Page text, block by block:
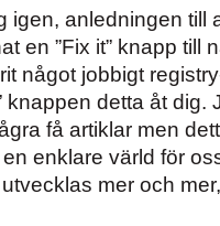
igen, anledningen till
en ”Fix it” knapp till
något jobbigt
knappen detta åt dig.
få artiklar men
enklare värld för
mer och